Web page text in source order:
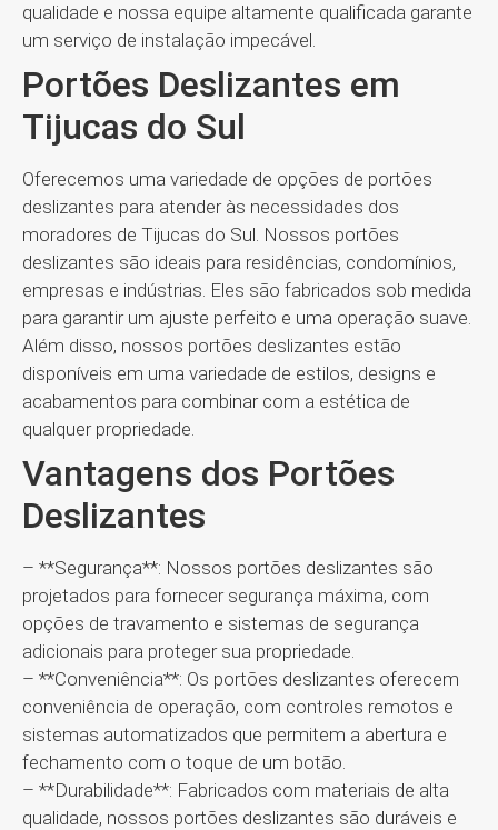
qualidade e nossa equipe altamente qualificada garante
um serviço de instalação impecável.
Portões Deslizantes em
Tijucas do Sul
Oferecemos uma variedade de opções de portões
deslizantes para atender às necessidades dos
moradores de Tijucas do Sul. Nossos portões
deslizantes são ideais para residências, condomínios,
empresas e indústrias. Eles são fabricados sob medida
para garantir um ajuste perfeito e uma operação suave.
Além disso, nossos portões deslizantes estão
disponíveis em uma variedade de estilos, designs e
acabamentos para combinar com a estética de
qualquer propriedade.
Vantagens dos Portões
Deslizantes
– **Segurança**: Nossos portões deslizantes são
projetados para fornecer segurança máxima, com
opções de travamento e sistemas de segurança
adicionais para proteger sua propriedade.
– **Conveniência**: Os portões deslizantes oferecem
conveniência de operação, com controles remotos e
sistemas automatizados que permitem a abertura e
fechamento com o toque de um botão.
– **Durabilidade**: Fabricados com materiais de alta
qualidade, nossos portões deslizantes são duráveis e